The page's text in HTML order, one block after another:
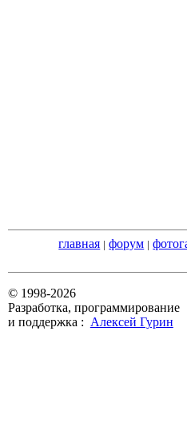
главная | форум |
© 1998-2026
Разработка, программирование
и поддержка : Алексей Гурин